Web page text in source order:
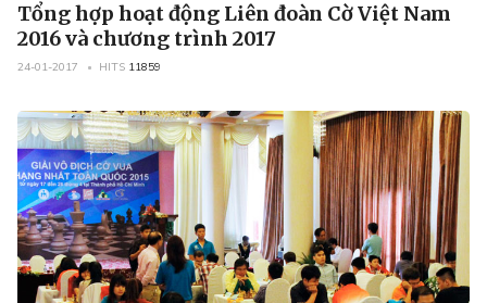
Tổng hợp hoạt động Liên đoàn Cờ Việt Nam
2016 và chương trình 2017
24-01-2017 HITS 11859